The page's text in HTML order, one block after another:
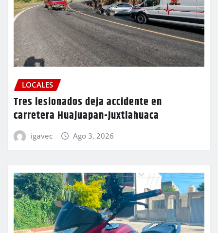
LOCALES
Tres lesionados deja accidente en
carretera Huajuapan-Juxtlahuaca
igavec Ago 3, 2026